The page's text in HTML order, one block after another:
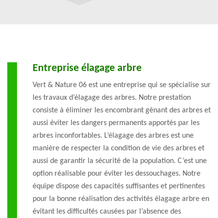
Entreprise élagage arbre
Vert & Nature 06 est une entreprise qui se spécialise sur
les travaux d’élagage des arbres. Notre prestation
consiste à éliminer les encombrant gênant des arbres et
aussi éviter les dangers permanents apportés par les
arbres inconfortables. L’élagage des arbres est une
manière de respecter la condition de vie des arbres et
aussi de garantir la sécurité de la population. C’est une
option réalisable pour éviter les dessouchages. Notre
équipe dispose des capacités suffisantes et pertinentes
pour la bonne réalisation des activités élagage arbre en
évitant les difficultés causées par l’absence des